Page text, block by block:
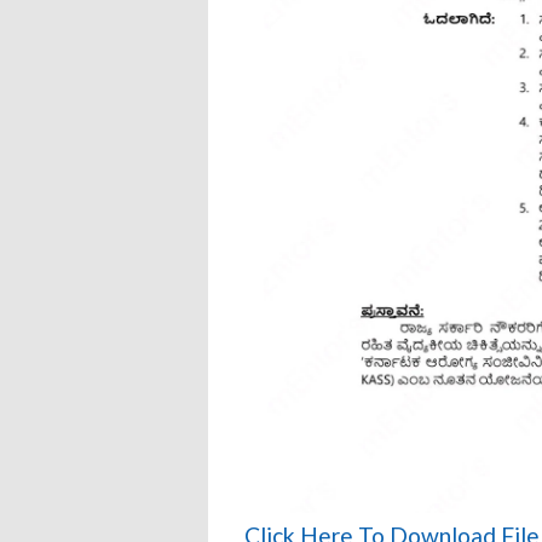
Click Here To Download